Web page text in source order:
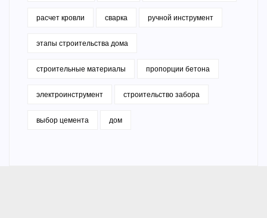
расчет кровли сварка ручной инструмент
этапы строительства дома
строительные материалы пропорции бетона
электроинструмент строительство забора
выбор цемента дом